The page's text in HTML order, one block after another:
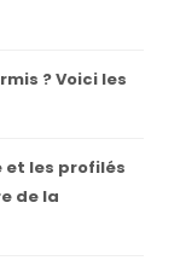
? Voici les
et les profilés
de la